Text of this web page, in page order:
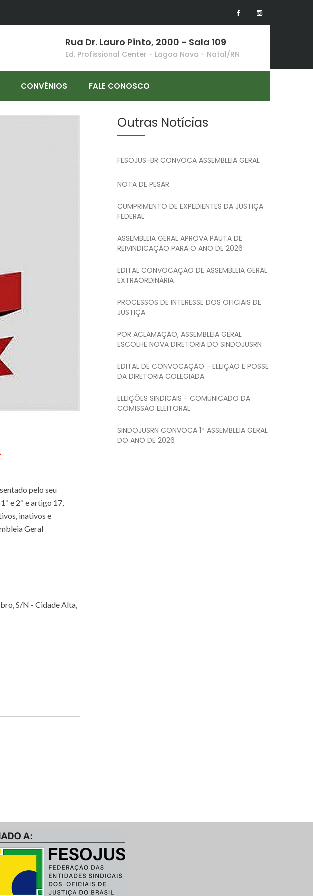
Rua Dr. Lauro Pinto, 2000 - Sala 109
Ed. Profissional Center - Lagoa Nova - Natal/RN
CONVÊNIOS FALE CONOSCO
pelo seu
e 2º e artigo 17,
inativos e
Geral
S/N - Cidade Alta,
Outras Notícias
FESOJUS-BR CONVOCA ASSEMBLEIA GERAL
NOTA DE PESAR
CUMPRIMENTO DE EXPEDIENTES DA JUSTIÇA
FEDERAL
ASSEMBLEIA GERAL APROVA PAUTA DE
REIVINDICAÇÃO PARA O ANO DE 2026
EDITAL CONVOCAÇÃO DE ASSEMBLEIA GERAL
EXTRAORDINÁRIA
PROCESSOS DE INTERESSE DOS OFICIAIS DE
JUSTIÇA
POR ACLAMAÇÃO, ASSEMBLEIA GERAL
ESCOLHE NOVA DIRETORIA DO SINDOJUSRN
EDITAL DE CONVOCAÇÃO - ELEIÇÃO E POSSE
DA DIRETORIA COLEGIADA
ELEIÇÕES SINDICAIS - COMUNICADO DA
COMISSÃO ELEITORAL
SINDOJUSRN CONVOCA 1ª ASSEMBLEIA GERAL
DO ANO DE 2026